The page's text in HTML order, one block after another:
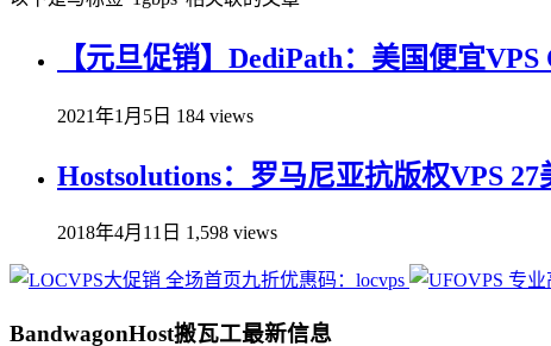
【元旦促销】DediPath：美国便宜
2021年1月5日 184 views
Hostsolutions：罗马尼亚抗版权VPS
2018年4月11日 1,598 views
BandwagonHost搬瓦工最新信息